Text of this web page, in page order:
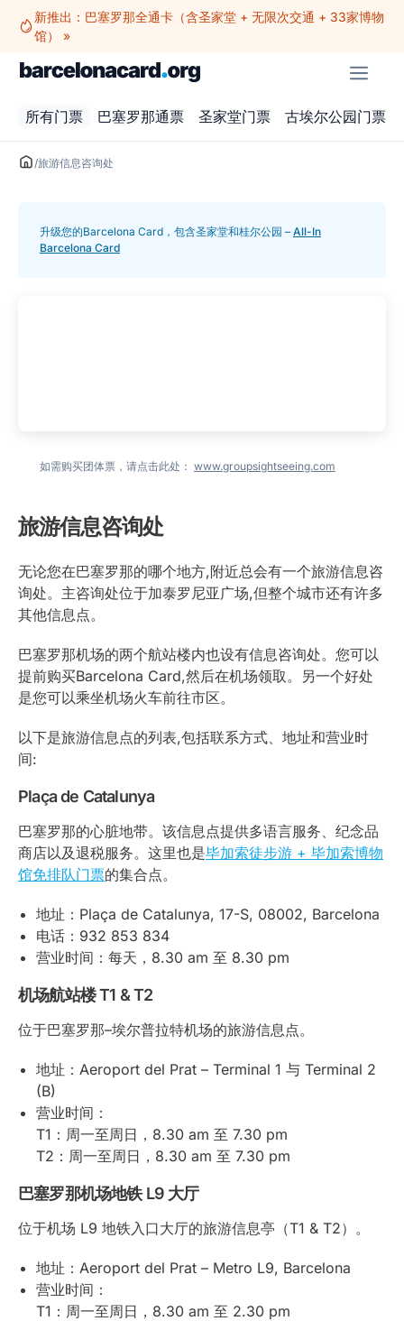
新推出：巴塞罗那全通卡（含圣家堂 + 无限次交通 + 33家博物
馆） »
菜
所有门票 巴塞罗那通票 圣家堂门票 古埃尔公园门票
/旅游信息咨询处
旅游信息咨询处
无论您在巴塞罗那的哪个地方,附近总会有一个旅游信息咨
询处。主咨询处位于加泰罗尼亚广场,但整个城市还有许多
其他信息点。
巴塞罗那机场的两个航站楼内也设有信息咨询处。您可以
提前购买Barcelona Card,然后在机场领取。另一个好处
是您可以乘坐机场火车前往市区。
以下是旅游信息点的列表,包括联系方式、地址和营业时
间:
Plaça de Catalunya
巴塞罗那的心脏地带。该信息点提供多语言服务、纪念品
商店以及退税服务。这里也是毕加索徒步游 + 毕加索博物
馆免排队门票的集合点。
地址：Plaça de Catalunya, 17-S, 08002, Barcelona
电话：932 853 834
营业时间：每天，8.30 am 至 8.30 pm
机场航站楼 T1 & T2
位于巴塞罗那–埃尔普拉特机场的旅游信息点。
地址：Aeroport del Prat – Terminal 1 与 Terminal 2
(B)
营业时间：
T1：周一至周日，8.30 am 至 7.30 pm
T2：周一至周日，8.30 am 至 7.30 pm
巴塞罗那机场地铁 L9 大厅
位于机场 L9 地铁入口大厅的旅游信息亭（T1 & T2）。
地址：Aeroport del Prat – Metro L9, Barcelona
营业时间：
T1：周一至周日，8.30 am 至 2.30 pm
升级您的Barcelona Card，包含圣家堂和桂尔公园 – All-In
Barcelona Card
如需购买团体票，请点击此处： www.groupsightseeing.com